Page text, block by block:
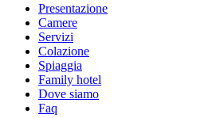
Presentazione
Camere
Servizi
Colazione
Spiaggia
Family hotel
Dove siamo
Faq